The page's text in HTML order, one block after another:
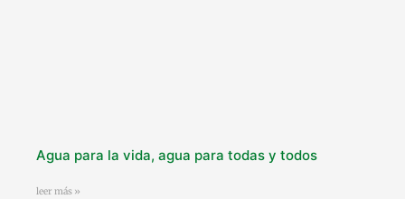
Agua para la vida, agua para todas y todos
leer más »